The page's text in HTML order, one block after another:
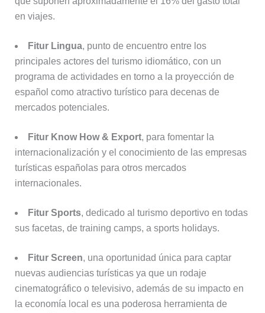
en viajes.
Fitur Lingua, punto de encuentro entre los
principales actores del turismo idiomático, con un
programa de actividades en torno a la proyección de
español como atractivo turístico para decenas de
mercados potenciales.
Fitur Know How & Export, para fomentar la
internacionalización y el conocimiento de las empresas
turísticas españolas para otros mercados
internacionales.
Fitur Sports, dedicado al turismo deportivo en todas
sus facetas, de training camps, a sports holidays.
Fitur Screen, una oportunidad única para captar
nuevas audiencias turísticas ya que un rodaje
cinematográfico o televisivo, además de su impacto en
la economía local es una poderosa herramienta de